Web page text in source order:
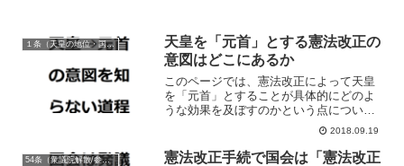
１条（天皇の地位・国民主権）
天皇を「元首」とする憲法改正の
意図はどこにあるか
このページでは、憲法改正によって天皇
を「元首」とすることが具体的にどのよ
うな効果を及ぼすのかという点について
2018.09.19
54条（衆議院解散/参議院緊急集会）
憲法改正手続で国会は「憲法改正